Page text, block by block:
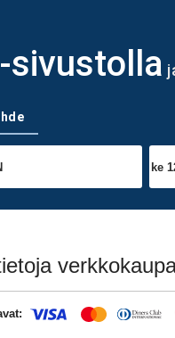
sivustolla